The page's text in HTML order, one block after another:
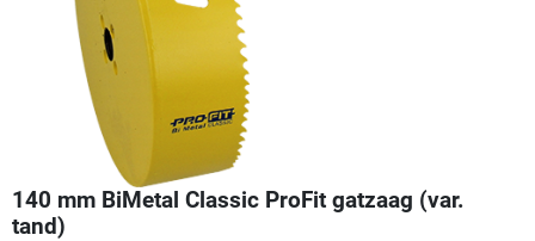
140 mm BiMetal Classic ProFit gatzaag (var.
tand)